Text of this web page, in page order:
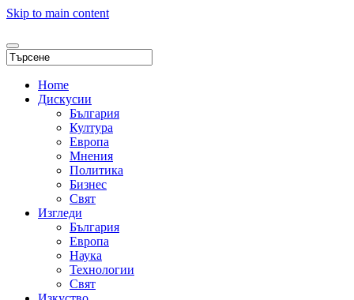
Skip to main content
Home
Дискусии
България
Култура
Европа
Мнения
Политика
Бизнес
Свят
Изгледи
България
Европа
Наука
Технологии
Свят